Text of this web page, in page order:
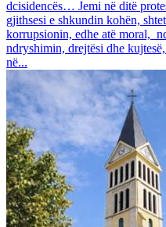
dcisidencës… Jemi në ditë
gjithsesi e shkundin kohën,
korrupsionin, edhe atë moral,
ndryshimin, drejtësi dhe
në...